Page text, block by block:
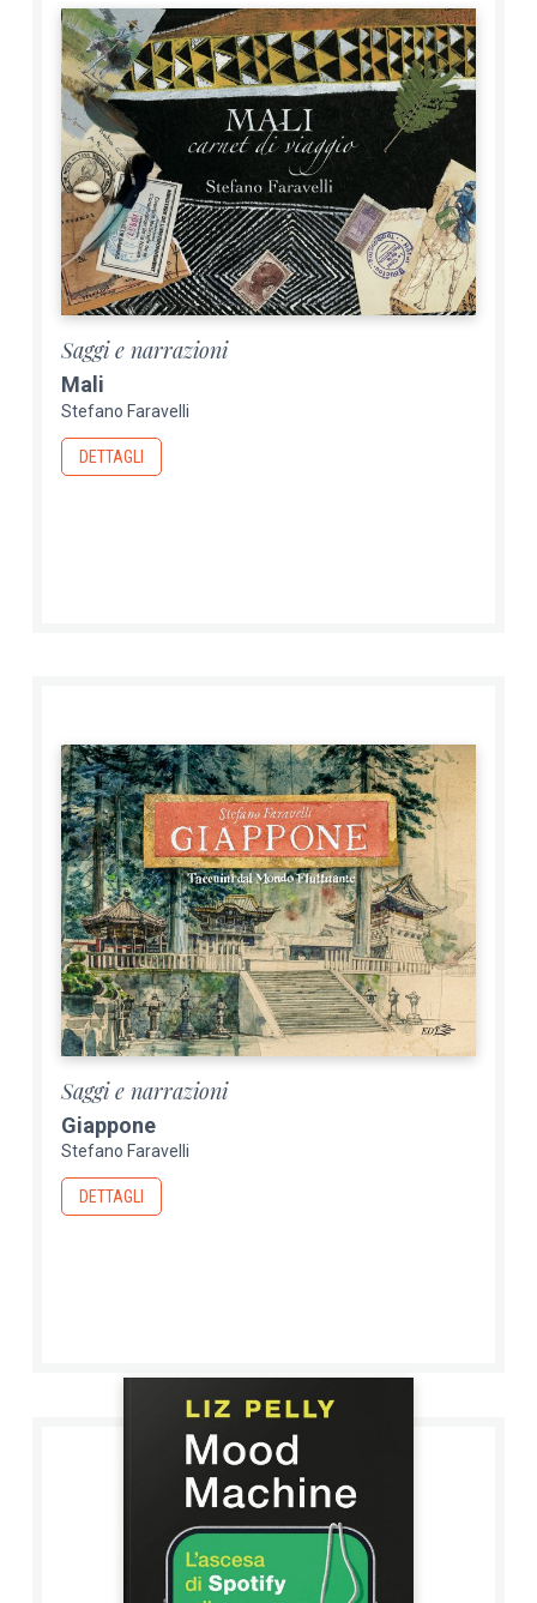
Saggi e narrazioni
Mali
Stefano Faravelli
DETTAGLI
Saggi e narrazioni
Giappone
Stefano Faravelli
DETTAGLI